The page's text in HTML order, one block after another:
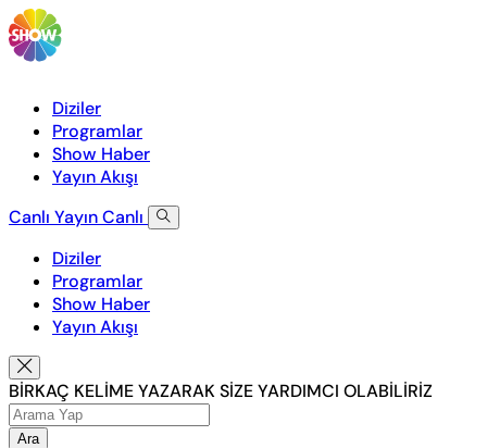
Diziler
Programlar
Show Haber
Yayın Akışı
Canlı YayınCanlı
Diziler
Programlar
Show Haber
Yayın Akışı
BİRKAÇ KELİME YAZARAK SİZE YARDIMCI OLABİLİRİZ
Ara